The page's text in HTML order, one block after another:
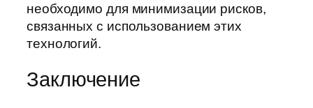
необходимо для минимизации рисков,
связанных с использованием этих
технологий.
Заключение